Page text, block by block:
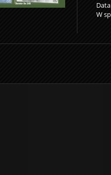
W